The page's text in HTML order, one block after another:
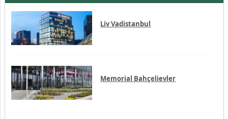
Liv Vadistanbul
Memorial Bahçelievler